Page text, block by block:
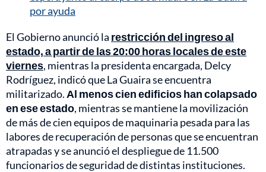
por ayuda
El Gobierno anunció la restricción del ingreso al
estado, a partir de las 20:00 horas locales de este
viernes, mientras la presidenta encargada, Delcy
Rodríguez, indicó que La Guaira se encuentra
militarizado. Al menos cien edificios han colapsado
en ese estado, mientras se mantiene la movilización
de más de cien equipos de maquinaria pesada para las
labores de recuperación de personas que se encuentran
atrapadas y se anunció el despliegue de 11.500
funcionarios de seguridad de distintas instituciones.